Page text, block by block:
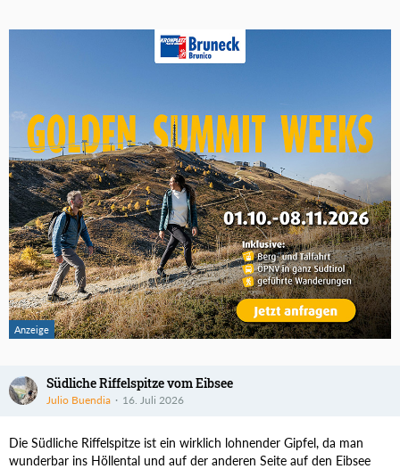
Südliche Riffelspitze vom Eibsee
Julio Buendia 16. Juli 2026
Die Südliche Riffelspitze ist ein wirklich lohnender Gipfel, da man
wunderbar ins Höllental und auf der anderen Seite auf den Eibsee